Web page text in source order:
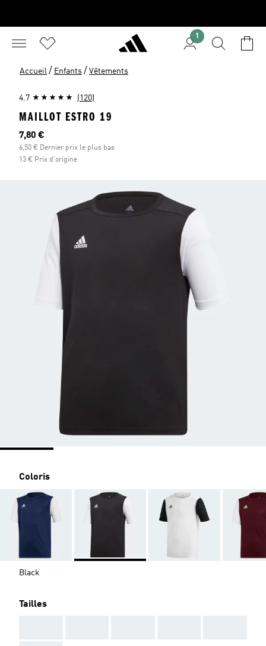
1
Accueil / Enfants / Vêtements
4.7 (120)
MAILLOT ESTRO 19
Prix actuel
7,80 €
6,50 € Dernier prix le plus bas
13 € Prix d'origine
Coloris
Black
Tailles